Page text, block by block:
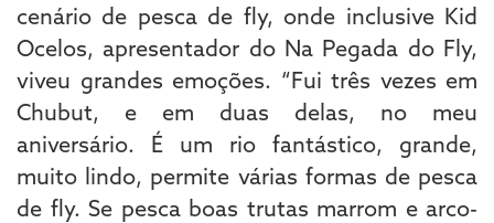
cenário de pesca de fly, onde inclusive Kid
Ocelos, apresentador do Na Pegada do Fly,
viveu grandes emoções. “Fui três vezes em
Chubut, e em duas delas, no meu
aniversário. É um rio fantástico, grande,
muito lindo, permite várias formas de pesca
de fly. Se pesca boas trutas marrom e arco-